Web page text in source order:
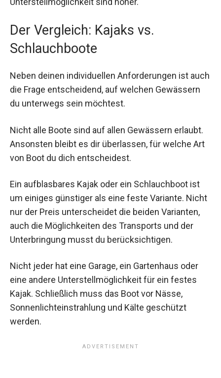
Der Vergleich: Kajaks vs.
Schlauchboote
Neben deinen individuellen Anforderungen ist auch
die Frage entscheidend, auf welchen Gewässern
du unterwegs sein möchtest.
Nicht alle Boote sind auf allen Gewässern erlaubt.
Ansonsten bleibt es dir überlassen, für welche Art
von Boot du dich entscheidest.
Ein aufblasbares Kajak oder ein Schlauchboot ist
um einiges günstiger als eine feste Variante. Nicht
nur der Preis unterscheidet die beiden Varianten,
auch die Möglichkeiten des Transports und der
Unterbringung musst du berücksichtigen.
Nicht jeder hat eine Garage, ein Gartenhaus oder
eine andere Unterstellmöglichkeit für ein festes
Kajak. Schließlich muss das Boot vor Nässe,
Sonnenlichteinstrahlung und Kälte geschützt
werden.